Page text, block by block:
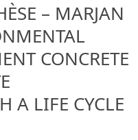
– MARJAN
CONCRETE
A LIFE CYCLE